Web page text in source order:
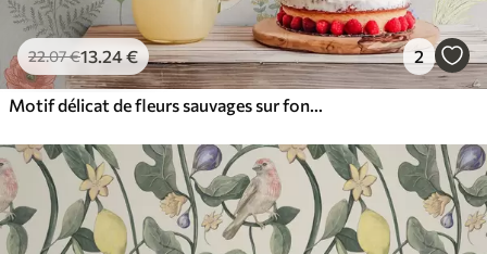
22.07€13.24€ 2
Motif délicat de fleurs sauvages sur fond clair